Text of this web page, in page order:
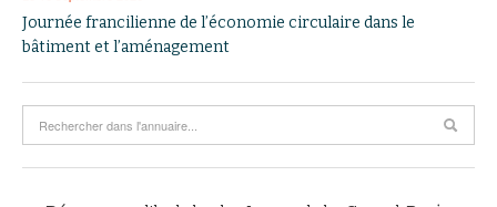
Journée francilienne de l’économie circulaire dans le
bâtiment et l’aménagement